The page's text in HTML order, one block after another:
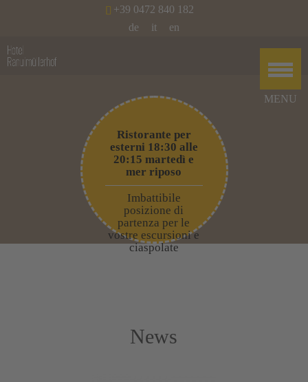
+39 0472 840 182
de
it en
Ristorante per
esterni 18:30 alle
20:15 martedì e
mer riposo
Imbattibile
posizione di
partenza per le
vostre escursioni e
ciaspolate
News